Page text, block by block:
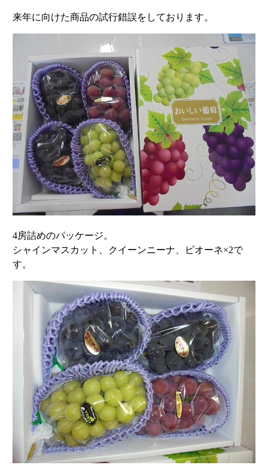
来年に向けた商品の試行錯誤をしております。
4房詰めのパッケージ。
シャインマスカット、クイーンニーナ、ピオーネ×2で
す。